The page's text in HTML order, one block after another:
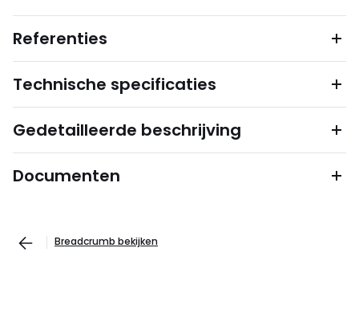
Referenties
Technische specificaties
Gedetailleerde beschrijving
Documenten
Breadcrumb bekijken